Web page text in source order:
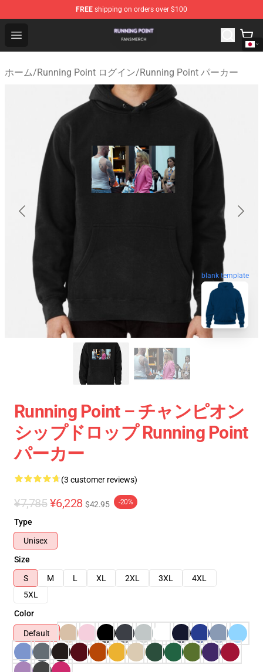
FREE shipping on orders over $100
Open menu
Running Point Shop - Official Running Point
ホーム/Running Point ログイン/Running Point パーカー
blank template
Running Point – チャンピオン
シップドロップ Running Point
パーカー
(3 customer reviews)
¥7,785 ¥6,228 $42.95 -20%
Type
Unisex
Size
S
M L XL 2XL 3XL
4XL
5XL
Color
Default